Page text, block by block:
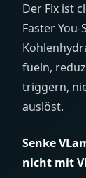
Der Fix ist
Faster
fueln,
triggern,
auslöst.
Senke
nicht mit